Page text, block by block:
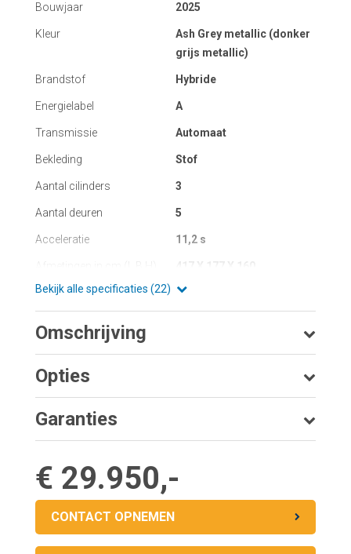
€ 29.950,-
CONTACT OPNEMEN
Bouwjaar 2025
Kleur
Ash Grey metallic (donker
grijs metallic)
Brandstof Hybride
Energielabel A
Transmissie Automaat
Bekleding Stof
Aantal cilinders 3
Aantal deuren 5
Acceleratie 11,2 s
Bekijk alle specificaties (22)
Omschrijving
Opties
Garanties